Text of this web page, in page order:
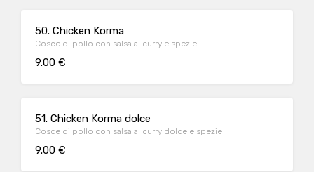
50. Chicken Korma
Cosce di pollo con salsa al curry e spezie
9.00 €
51. Chicken Korma dolce
Cosce di pollo con salsa al curry dolce e spezie
9.00 €